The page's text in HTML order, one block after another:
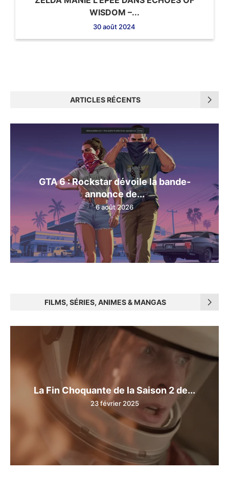
WISDOM –...
30 août 2024
ARTICLES RÉCENTS
GTA 6 : Rockstar dévoile la bande-
annonce de...
6 août 2026
FILMS, SÉRIES, ANIMES & MANGAS
La Fin Choquante de la Saison 2 de...
23 février 2025